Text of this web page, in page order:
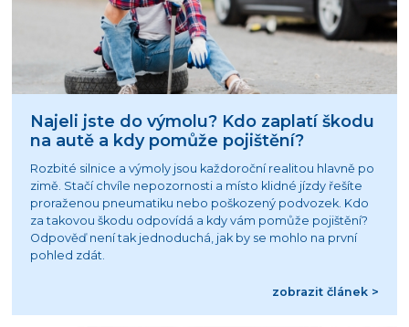
Najeli jste do výmolu? Kdo zaplatí škodu
na autě a kdy pomůže pojištění?
Rozbité silnice a výmoly jsou každoroční realitou hlavně po
zimě. Stačí chvíle nepozornosti a místo klidné jízdy řešíte
proraženou pneumatiku nebo poškozený podvozek. Kdo
za takovou škodu odpovídá a kdy vám pomůže pojištění?
Odpověď není tak jednoduchá, jak by se mohlo na první
pohled zdát.
zobrazit článek >